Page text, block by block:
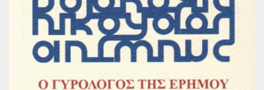
Ελληνικό Θέατρο
Παγκόσμιο Θέατρο
Ιστορία
Βιογραφίες